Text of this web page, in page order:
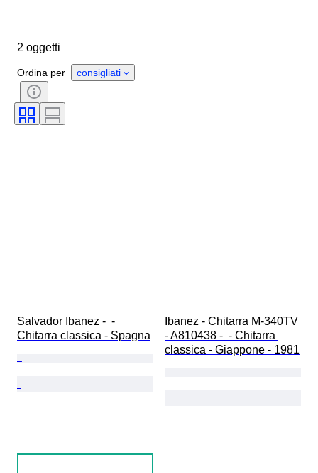
Paese d’origine
Condizioni
Testato e funzionante
2 oggetti
Ordina per consigliati
Salvador Ibanez -  -
Chitarra classica - Spagna
Ibanez - Chitarra M-340TV
- A810438 -  - Chitarra
classica - Giappone - 1981